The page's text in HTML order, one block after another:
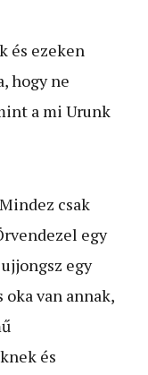
és ezeken
hogy ne
a mi Urunk
csak
egy
egy
oka van annak,
és